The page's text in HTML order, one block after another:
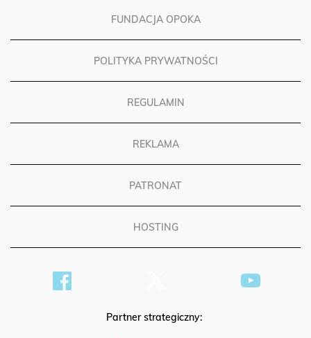
FUNDACJA OPOKA
POLITYKA PRYWATNOŚCI
REGULAMIN
REKLAMA
PATRONAT
HOSTING
Partner strategiczny: